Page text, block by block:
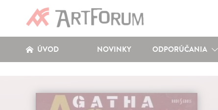
ÚVOD NOVINKY ODPORÚČANIA